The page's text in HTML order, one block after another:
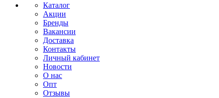
Каталог
Акции
Бренды
Вакансии
Доставка
Контакты
Личный кабинет
Новости
О нас
Опт
Отзывы